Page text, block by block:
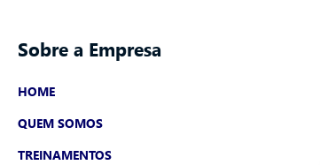
Sobre a Empresa
HOME
QUEM SOMOS
TREINAMENTOS